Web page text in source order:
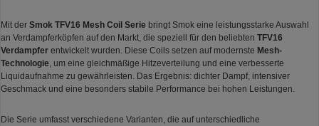
Mit der Smok TFV16 Mesh Coil Serie bringt Smok eine leistungsstarke Auswahl
an Verdampferköpfen auf den Markt, die speziell für den beliebten TFV16
Verdampfer entwickelt wurden. Diese Coils setzen auf modernste Mesh-
Technologie , um eine gleichmäßige Hitzeverteilung und eine verbesserte
Liquidaufnahme zu gewährleisten. Das Ergebnis: dichter Dampf, intensiver
Geschmack und eine besonders stabile Performance bei hohen Leistungen.
Die Serie umfasst verschiedene Varianten, die auf unterschiedliche